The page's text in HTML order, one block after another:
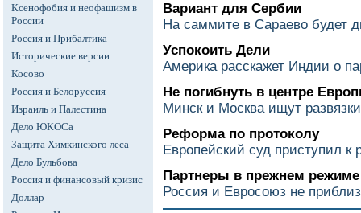
Ксенофобия и неофашизм в
России
Россия и Прибалтика
Исторические версии
Косово
Россия и Белоруссия
Израиль и Палестина
Дело ЮКОСа
Защита Химкинского леса
Дело Бульбова
Россия и финансовый кризис
Доллар
Вариант для Сербии
На саммите в Сараево будет
Успокоить Дели
Америка расскажет Индии о
Не погибнуть в центре
Минск и Москва ищут развязки
Реформа по протоколу
Европейский суд приступил к
Партнеры в прежнем режиме
Россия и Евросоюз не